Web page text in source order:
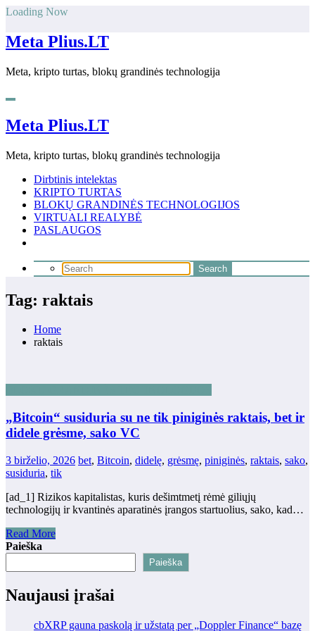
Skip
content
Loading Now
Meta Plius.LT
Meta, kripto turtas, blokų grandinės technologija
Meta Plius.LT
Meta, kripto turtas, blokų grandinės technologija
Dirbtinis intelektas
KRIPTO TURTAS
BLOKŲ GRANDINĖS TECHNOLOGIJOS
VIRTUALI REALYBĖ
PASLAUGOS
Tag: raktais
Home
raktais
„Bitcoin“ susiduria su ne tik piniginės raktais, bet ir
didele grėsme, sako VC
3 birželio, 2026 bet, Bitcoin, didelę, grėsmę, piniginės, raktais, sako,
susiduria, tik
[ad_1] Rizikos kapitalistas, kuris dešimtmetį rėmė giliųjų
technologijų ir kvantinės aparatinės įrangos startuolius, sako, kad…
Read More
Paieška
Paieška
Naujausi įrašai
cbXRP gauna paskolą ir užstatą per „Doppler Finance“ bazę